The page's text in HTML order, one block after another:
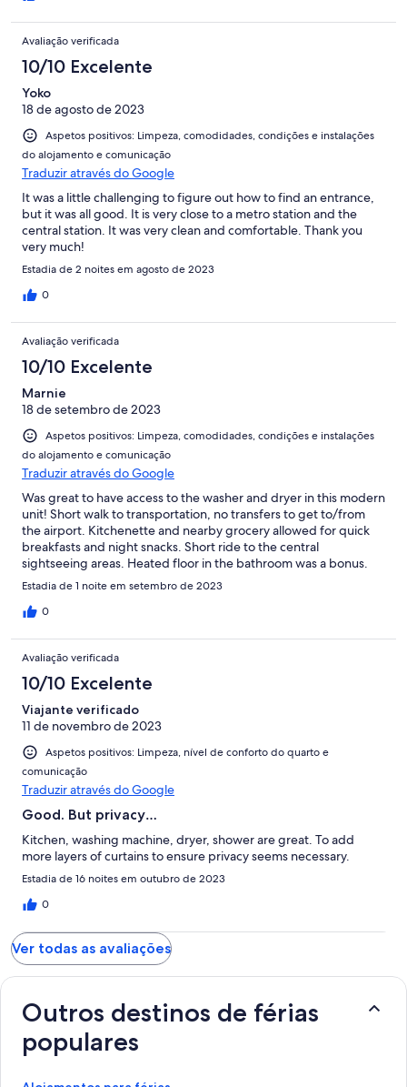
Avaliação verificada
10/10 Excelente
Yoko
18 de agosto de 2023
Aspetos positivos: Limpeza, comodidades, condições e instalações
do alojamento e comunicação
Traduzir através do Google
It was a little challenging to figure out how to find an entrance,
but it was all good. It is very close to a metro station and the
central station. It was very clean and comfortable. Thank you
very much!
Estadia de 2 noites em agosto de 2023
0
Avaliação verificada
10/10 Excelente
Marnie
18 de setembro de 2023
Aspetos positivos: Limpeza, comodidades, condições e instalações
do alojamento e comunicação
Traduzir através do Google
Was great to have access to the washer and dryer in this modern
unit! Short walk to transportation, no transfers to get to/from
the airport. Kitchenette and nearby grocery allowed for quick
breakfasts and night snacks. Short ride to the central
sightseeing areas. Heated floor in the bathroom was a bonus.
Very nice stay for a busy sightseeing trip to Copenhagen.
Estadia de 1 noite em setembro de 2023
0
Avaliação verificada
10/10 Excelente
Viajante verificado
11 de novembro de 2023
Aspetos positivos: Limpeza, nível de conforto do quarto e
comunicação
Traduzir através do Google
Good. But privacy…
Kitchen, washing machine, dryer, shower are great. To add
more layers of curtains to ensure privacy seems necessary.
Estadia de 16 noites em outubro de 2023
0
Ver todas as avaliações
Outros destinos de férias
populares